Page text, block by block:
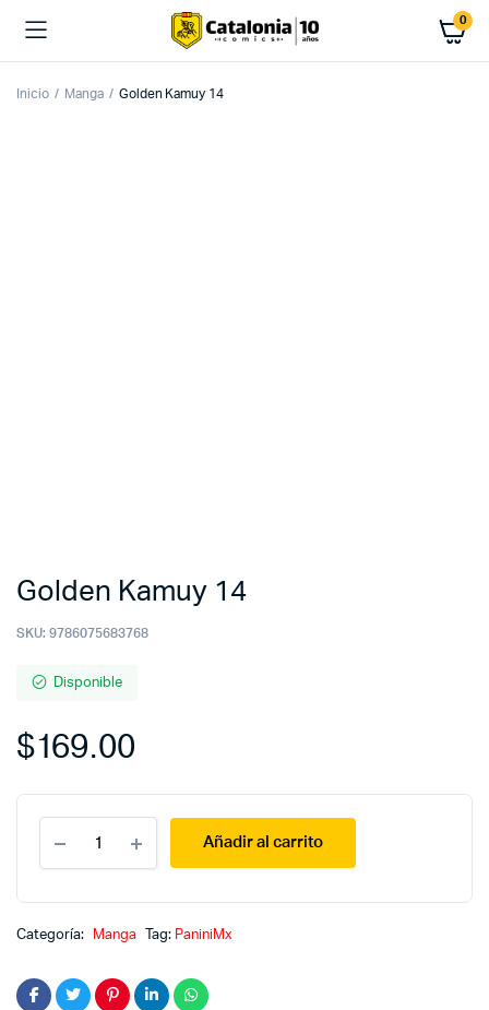
0
Inicio Manga Golden Kamuy 14
Golden Kamuy 14
SKU: 9786075683768
Disponible
$169.00
Kamuy
14
Añadir al carrito
Categoría: Manga Tag: PaniniMx